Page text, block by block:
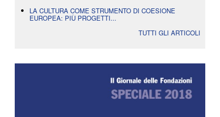
LA CULTURA COME STRUMENTO DI COESIONE
EUROPEA: PIÙ PROGETTI...
TUTTI GLI ARTICOLI